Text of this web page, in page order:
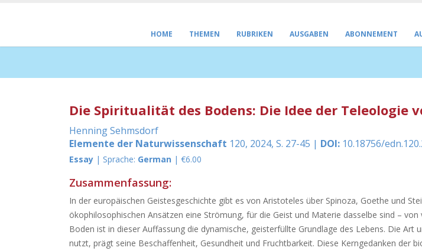
HOME THEMEN RUBRIKEN AUSGABEN ABONNEMENT
Die Spiritualität des Bodens: Die Idee der Teleologie
Henning Sehmsdorf
Elemente der Naturwissenschaft 120, 2024, S. 27-45 | DOI: 10.18756/
Essay | Sprache: German | €6.00
Zusammenfassung:
In der europäischen Geistesgeschichte gibt es von Aristoteles über Spinoza, Goethe und
ökophilosophischen Ansätzen eine Strömung, für die Geist und Materie dasselbe sind –
Boden ist in dieser Auffassung die dynamische, geisterfüllte Grundlage des Lebens. Die Art
nutzt, prägt seine Beschaffenheit, Gesundheit und Fruchtbarkeit. Diese Kerngedanken der